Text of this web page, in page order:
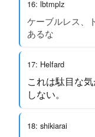
16: lbtmplz
ケーブルレス、
あるな
17: Helfard
これは駄目な
しない。
18: shikiarai